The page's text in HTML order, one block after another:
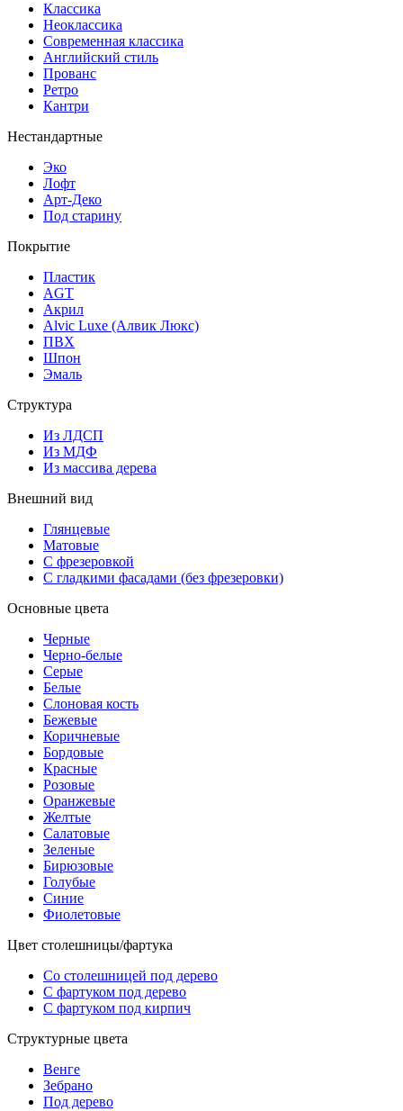
Классика
Неоклассика
Современная классика
Английский стиль
Прованс
Ретро
Кантри
Нестандартные
Эко
Лофт
Арт-Деко
Под старину
Покрытие
Пластик
AGT
Акрил
Alvic Luxe (Алвик Люкс)
ПВХ
Шпон
Эмаль
Структура
Из ЛДСП
Из МДФ
Из массива дерева
Внешний вид
Глянцевые
Матовые
С фрезеровкой
С гладкими фасадами (без фрезеровки)
Основные цвета
Черные
Черно-белые
Серые
Белые
Слоновая кость
Бежевые
Коричневые
Бордовые
Красные
Розовые
Оранжевые
Желтые
Салатовые
Зеленые
Бирюзовые
Голубые
Синие
Фиолетовые
Цвет столешницы/фартука
Со столешницей под дерево
С фартуком под дерево
С фартуком под кирпич
Структурные цвета
Венге
Зебрано
Под дерево